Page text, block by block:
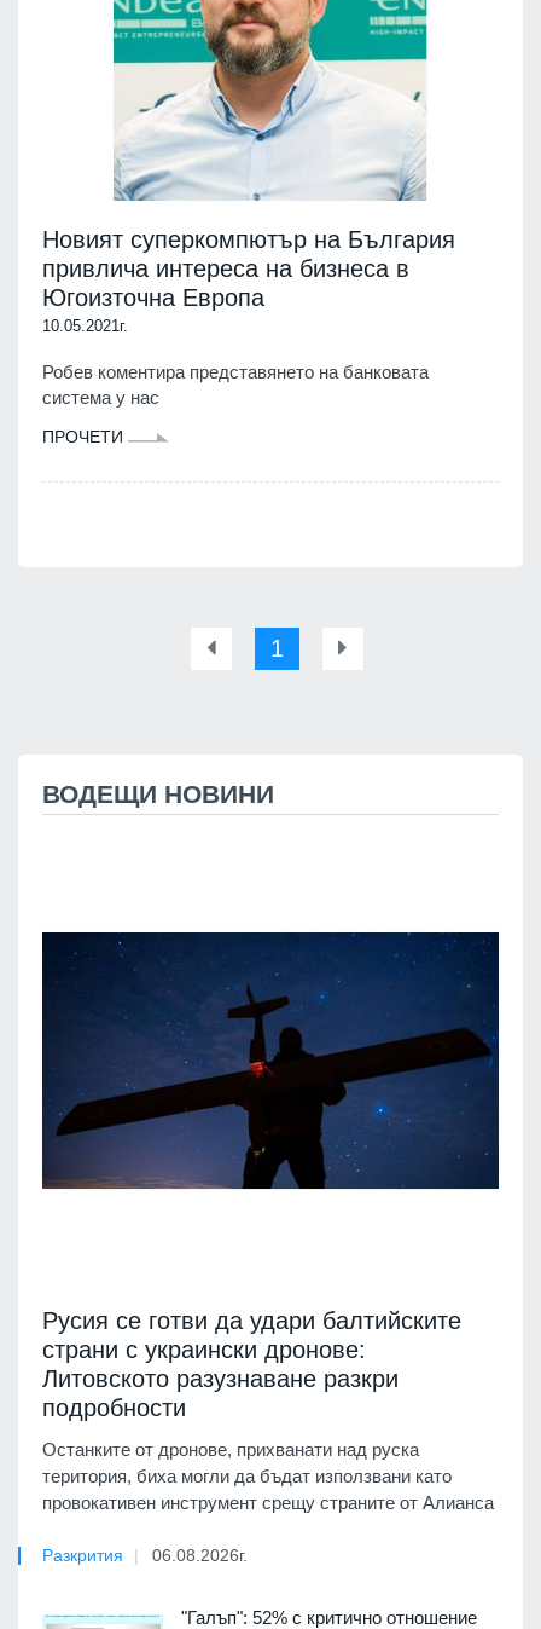
Новият суперкомпютър на България
привлича интереса на бизнеса в
Югоизточна Европа
10.05.2021г.
Робев коментира представянето на банковата
система у нас
ПРОЧЕТИ
1
ВОДЕЩИ НОВИНИ
Русия се готви да удари балтийските
страни с украински дронове:
Литовското разузнаване разкри
подробности
Останките от дронове, прихванати над руска
територия, биха могли да бъдат използвани като
провокативен инструмент срещу страните от Алианса
Разкрития 06.08.2026г.
"Галъп": 52% с критично отношение